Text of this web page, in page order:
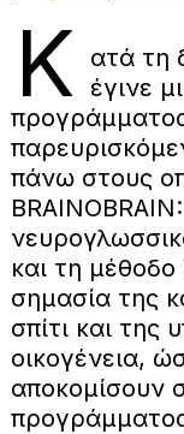
Κ
ατά τη
έγινε
πάνω στους
και τη μέθοδο
σημασία της
σπίτι και της
οικογένεια,
αποκομίσουν